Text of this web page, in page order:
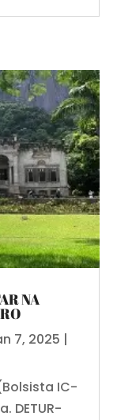
NA
7, 2025 |
IC-
DETUR-